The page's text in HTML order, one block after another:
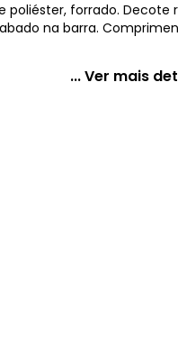
com Babado na
poliéster, forrado. Decote
na barra.
... Ver mais